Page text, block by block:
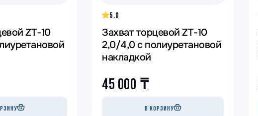
ZT-10
5.0
Захват торцевой ZT-10
2,0/4,0 с полиуретановой
накладкой
45 000 ₸
В КОРЗИНУ